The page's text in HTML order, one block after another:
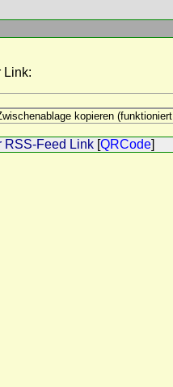
Link:
RSS-Feed Link [QRCode]